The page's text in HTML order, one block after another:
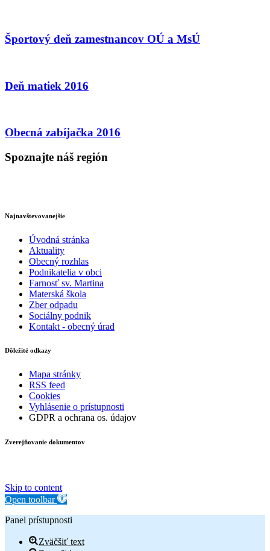
Športový deň zamestnancov OÚ a MsÚ
Deň matiek 2016
Obecná zabíjačka 2016
Spoznajte náš región
Najnavštevovanejšie
Úvodná stránka
Aktuality
Obecný rozhlas
Podnikatelia v obci
Farnosť sv. Martina
Materská škola
Zber odpadu
Sociálny podnik
Kontakt - obecný úrad
Dôležité odkazy
Mapa stránky
RSS feed
Cookies
Vyhlásenie o prístupnosti
GDPR a ochrana os. údajov
Zverejňovanie dokumentov
Skip to content
Open toolbar
Panel prístupnosti
Zväčšiť text